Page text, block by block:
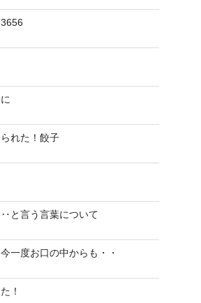
られた！餃子
と言う言葉について
一度お口の中からも・・
！